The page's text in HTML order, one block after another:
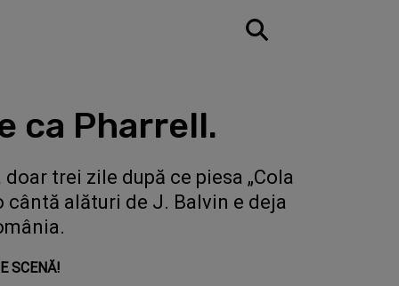
ca Pharrell.
trei zile după ce piesa „Cola
alături de J. Balvin e deja
SCENĂ!